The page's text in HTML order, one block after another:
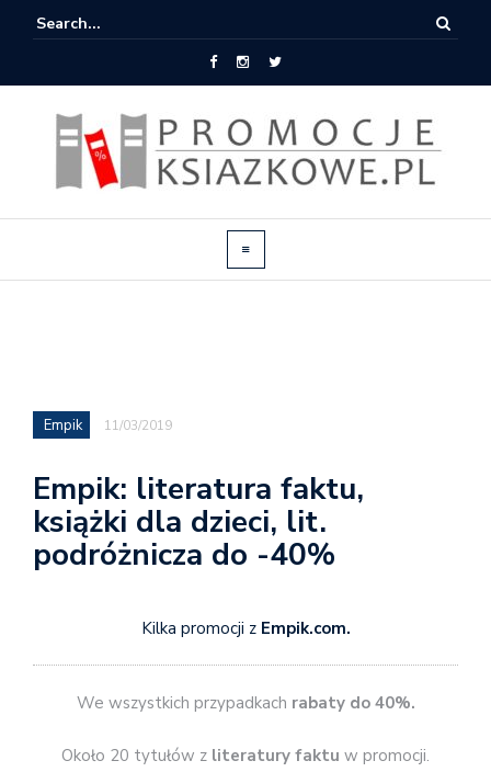
Empik 11/03/2019
Empik: literatura faktu,
książki dla dzieci, lit.
podróżnicza do -40%
Kilka promocji z Empik.com.
We wszystkich przypadkach rabaty do 40%.
Około 20 tytułów z literatury faktu w promocji.